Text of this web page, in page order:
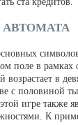
поле в рамках
возрастает в
с половиной
игре также
К